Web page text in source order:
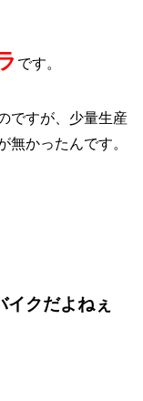
です。
ですが、少量生産
無かったんです。
イクだよねぇ